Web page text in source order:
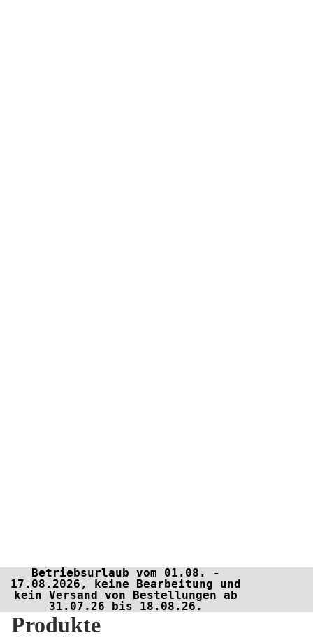
Betriebsurlaub vom 01.08. -
17.08.2026, keine Bearbeitung und
kein Versand von Bestellungen ab
31.07.26 bis 18.08.26.
Produkte